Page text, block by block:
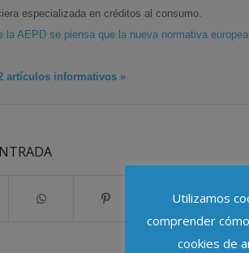
especializada en créditos al consumo.
la AEPD se piensa que la nueva normativa
artículos informativos »
Utilizamos
comprender
cookies de